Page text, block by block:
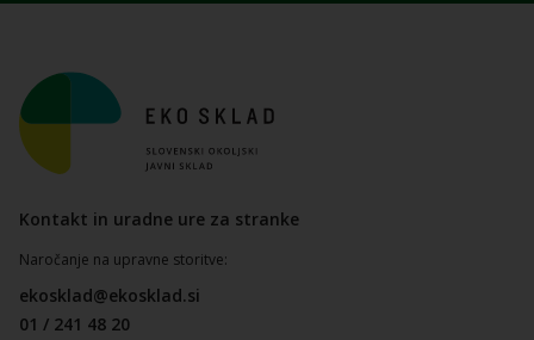
Kontakt in uradne ure za stranke
Naročanje na upravne storitve:
ekosklad@ekosklad.si
01 / 241 48 20